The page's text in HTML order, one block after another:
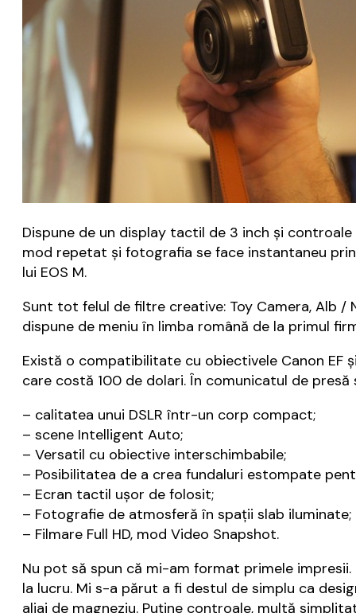
Dispune de un display tactil de 3 inch și
mod repetat și fotografia se face instantaneu
lui EOS M.
Sunt tot felul de filtre creative: Toy Camera, Alb /
dispune de meniu în limba română de la primul
Există o compatibilitate cu obiectivele Canon EF
care costă 100 de dolari. În comunicatul de
– calitatea unui DSLR într-un corp compact;
– scene Intelligent Auto;
– Versatil cu obiective interschimbabile;
– Posibilitatea de a crea fundaluri estompate
– Ecran tactil ușor de folosit;
– Fotografie de atmosferă în spații slab iluminate;
– Filmare Full HD, mod Video Snapshot.
Nu pot să spun că mi-am format primele
la lucru. Mi s-a părut a fi destul de simplu ca
aliaj de magneziu. Puține controale, multă